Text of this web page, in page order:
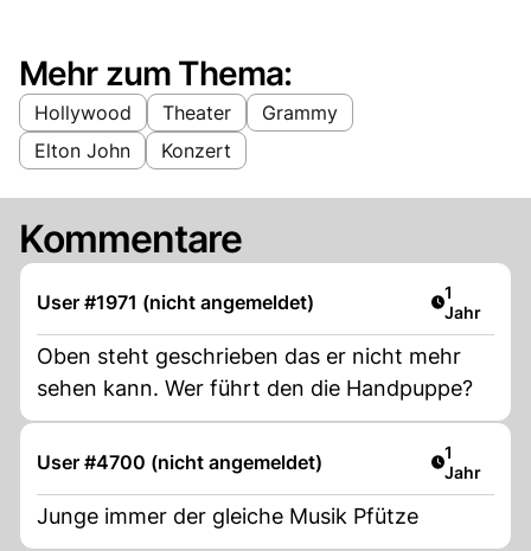
Mehr zum Thema:
Hollywood Theater
Grammy
Elton John
Konzert
Kommentare
User #1971 (nicht angemeldet) Artikel
1
Jahr
Oben steht geschrieben das er nicht mehr
sehen kann. Wer führt den die Handpuppe?
User #4700 (nicht angemeldet) Artikel
1
Jahr
Junge immer der gleiche Musik Pfütze